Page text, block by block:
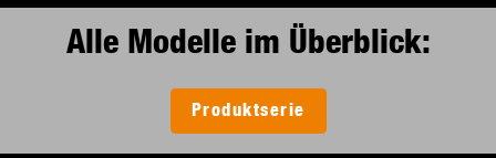
Alle Modelle im Überblick:
Produktserie